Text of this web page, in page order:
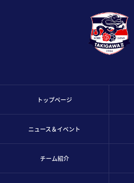
トップページ
ニュース＆イベント
チーム紹介